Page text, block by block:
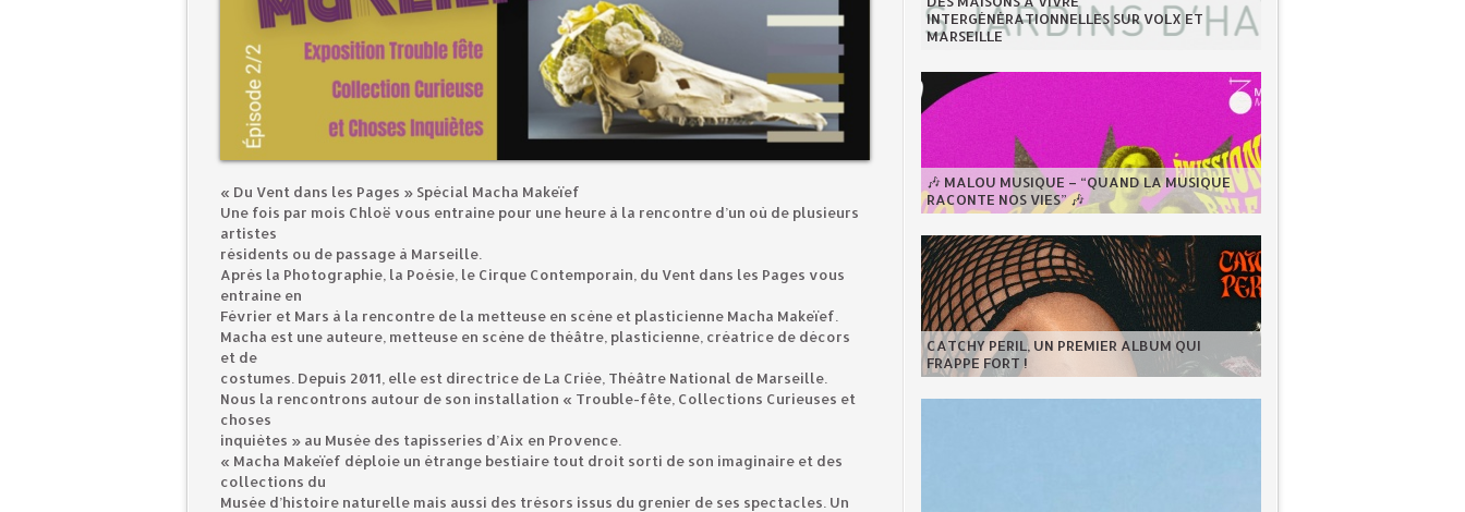
« Du Vent dans les Pages » Spécial Macha Makeïef
Une fois par mois Chloë vous entraine pour une heure à la rencontre d’un où de plusieurs
artistes
résidents ou de passage à Marseille.
Après la Photographie, la Poésie, le Cirque Contemporain, du Vent dans les Pages vous
entraine en
Février et Mars à la rencontre de la metteuse en scène et plasticienne Macha Makeïef.
Macha est une auteure, metteuse en scène de théâtre, plasticienne, créatrice de décors
et de
costumes. Depuis 2011, elle est directrice de La Criée, Théâtre National de Marseille.
Nous la rencontrons autour de son installation « Trouble-fête, Collections Curieuses et
choses
inquiètes » au Musée des tapisseries d’Aix en Provence.
« Macha Makeïef déploie un étrange bestiaire tout droit sorti de son imaginaire et des
collections du
Musée d’histoire naturelle mais aussi des trésors issus du grenier de ses spectacles. Un
INTERGÉNÉRATIONNELLES SUR VOLX ET
MARSEILLE
🎶 MALOU MUSIQUE – “QUAND LA MUSIQUE
RACONTE NOS VIES” 🎶
CATCHY PERIL, UN PREMIER ALBUM QUI
FRAPPE FORT !